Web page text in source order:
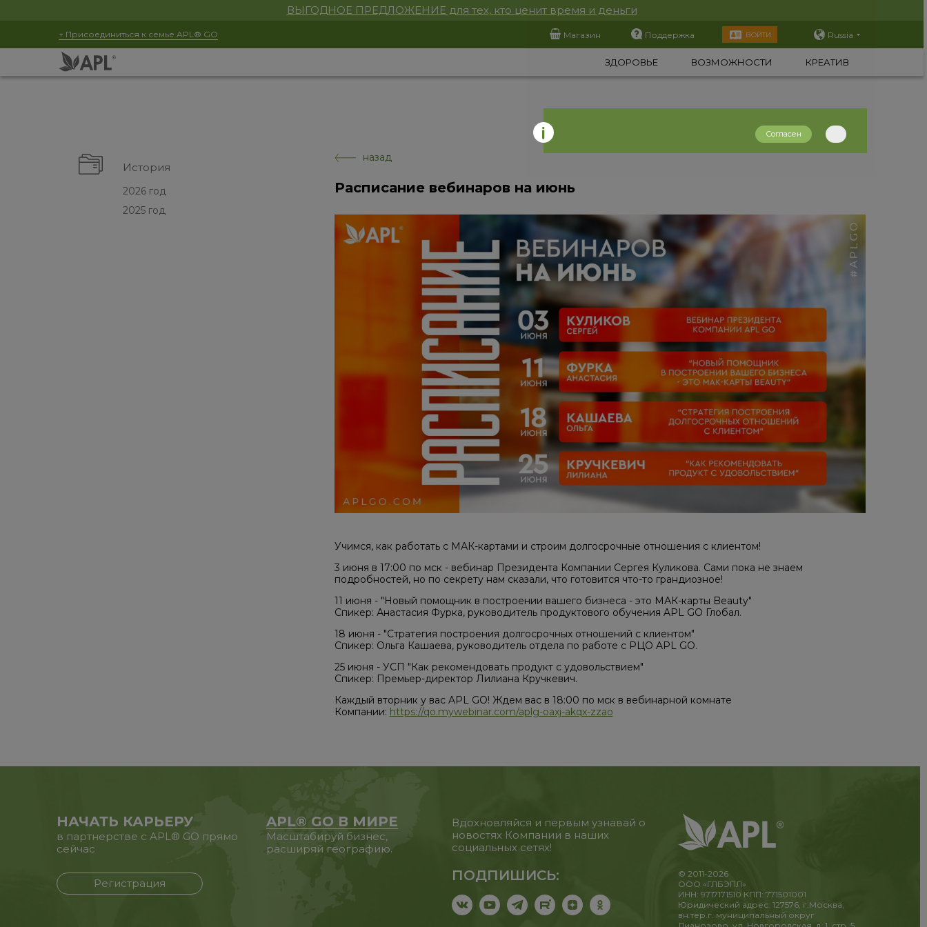
ВЫГОДНОЕ ПРЕДЛОЖЕНИЕ для тех, кто ценит время и деньги
+ Присоединиться к семье APL® GO Магазин Поддержка ВОЙТИ Russia
ЗДОРОВЬЕ ВОЗМОЖНОСТИ КРЕАТИВ
История
2026 год
2025 год
назад
Расписание вебинаров на июнь
Учимся, как работать с МАК-картами и строим долгосрочные отношения с клиентом!
3 июня в 17:00 по мск - вебинар Президента Компании Сергея Куликова. Сами пока не знаем
подробностей, но по секрету нам сказали, что готовится что-то грандиозное!
11 июня - "Новый помощник в построении вашего бизнеса - это МАК-карты Beauty"
Спикер: Анастасия Фурка, руководитель продуктового обучения APL GO Глобал.
18 июня - "Стратегия построения долгосрочных отношений с клиентом"
Спикер: Ольга Кашаева, руководитель отдела по работе с РЦО APL GO.
25 июня - УСП "Как рекомендовать продукт с удовольствием"
Спикер: Премьер-директор Лилиана Кручкевич.
Каждый вторник у вас APL GO! Ждем вас в 18:00 по мск в вебинарной комнате
Компании: https://qo.mywebinar.com/aplg-oaxj-akqx-zzao
НАЧАТЬ КАРЬЕРУ
в партнерстве с APL® GO прямо
сейчас
Регистрация
APL® GO В МИРЕ
Масштабируй бизнес,
расширяй географию.
Вдохновляйся и первым узнавай о
новостях Компании в наших
социальных сетях!
ПОДПИШИСЬ:
© 2011-2026
ООО «ГЛБЭПЛ»
ИНН: 9717171510 КПП: 771501001
Юридический адрес: 127576, г.Москва,
вн.тер.г. муниципальный округ
Согласен